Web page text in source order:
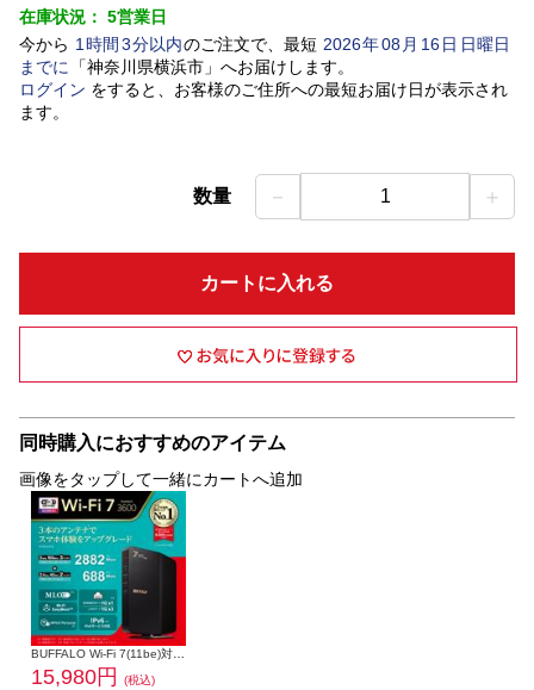
在庫状況： 5営業日
今から 1 時間 3分以内のご注文で、最短 2026年08 月 16日日曜日
までに
「神奈川県横浜市」 へお届けします。
ログイン をすると、お客様のご住所への最短お届け日が表示され
ます。
数量 － 1 ＋
カートに入れる
同時購入におすすめのアイテム
画像をタップして一緒にカートへ追加
BUFFALO Wi-Fi 7(11be)対応デュアルバンドWi-Fiルーター 2882+688Mbps AirStation WSR3600BE4P-BK
15,980円
(税込)